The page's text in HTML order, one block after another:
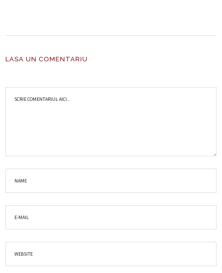
LASA UN COMENTARIU